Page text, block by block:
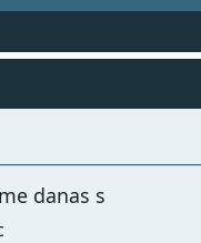
danas svirale